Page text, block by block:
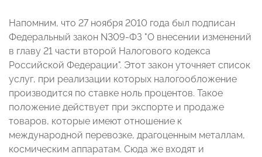
Напомним, что 27 ноября 2010 года был подписан
Федеральный закон N309-ФЗ "О внесении изменений
в главу 21 части второй Налогового кодекса
Российской Федерации". Этот закон уточняет список
услуг, при реализации которых налогообложение
производится по ставке ноль процентов. Такое
положение действует при экспорте и продаже
товаров, которые имеют отношение к
международной перевозке, драгоценным металлам,
космическим аппаратам. Сюда же входят и